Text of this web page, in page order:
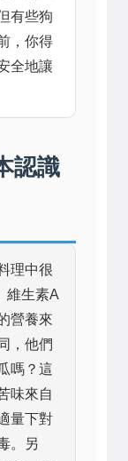
有些狗
，你得
全地讓
認識
理中很
維生素A
營養來
，他們
嗎？這
味來自
量下對
。另